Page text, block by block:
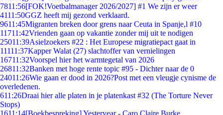
7811:56[FOK!Voetbalmanager 2026/2027] #1 We zijn er weer
4111:50GGZ heeft mij gezond verklaard.
9611:45Migranten breken door grens naar Ceuta in Spanje,l #10
11711:42Vrienden gaan op vakantie zonder mij uit te nodigen
25011:39Asielzoekers #22 : Het Europese migratiepact gaat in
11111:37Kapper Walat (27) slachtoffer van vernielingen
16711:32Voorspel hier het warmtegetal van 2026
26811:32Banken met hoge rente topic #95 - Dichter naar de 0
24011:26Wie gaan er dood in 2026?Post met een vleugje cynisme de
overledenen.
611:26Draai hier alle platen in je platenkast #32 (The Torture Never
Stops)
1611:14[Boekbespreking] Yesteryear - Caro Claire Burke